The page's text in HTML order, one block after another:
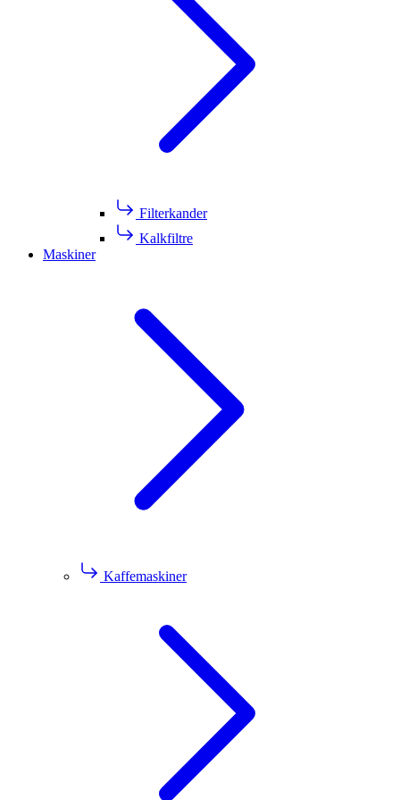
Filterkander
Kalkfiltre
Maskiner
Kaffemaskiner